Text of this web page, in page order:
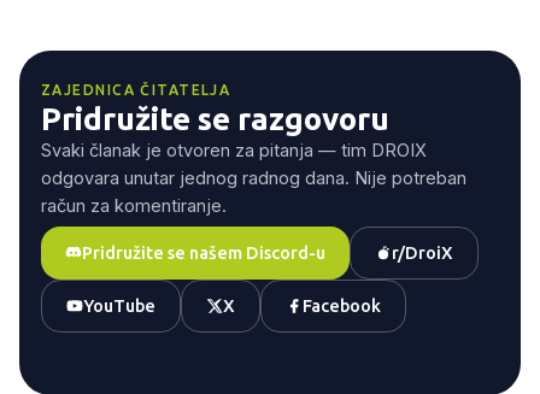
ZAJEDNICA ČITATELJA
Pridružite se razgovoru
Svaki članak je otvoren za pitanja — tim DROIX
odgovara unutar jednog radnog dana. Nije potreban
račun za komentiranje.
Pridružite se našem Discord-u r/DroiX
YouTube X Facebook